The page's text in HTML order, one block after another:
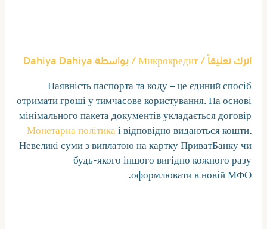
اترك تعليقاً/
Микрокредит/ بواسطةDahiya Dahiya
Наявність паспорта та коду – це єдиний спосіб
отримати гроші у тимчасове користування. На основі
мінімального пакета документів укладається договір
Монетарна політикаі відповідно видаються кошти.
Невеликі суми з виплатою на картку ПриватБанку чи
будь-якого іншого вигідно кожного разу
оформлювати в новій МФО.